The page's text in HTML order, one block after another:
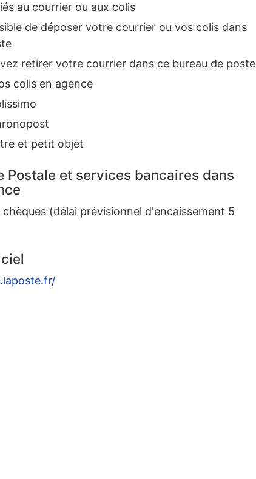
au courrier ou aux colis
de déposer votre courrier ou vos colis dans
retirer votre courrier dans ce bureau de poste
colis en agence
et petit objet
Postale et services bancaires dans
(délai prévisionnel d'encaissement 5